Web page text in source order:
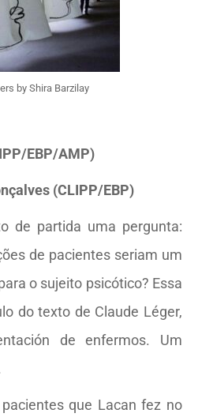
by Shira Barzilay
EBP/AMP)
(CLIPP/EBP)
de partida uma pergunta:
de pacientes seriam um
o sujeito psicótico? Essa
do texto de Claude Léger,
de enfermos. Um
que Lacan fez no